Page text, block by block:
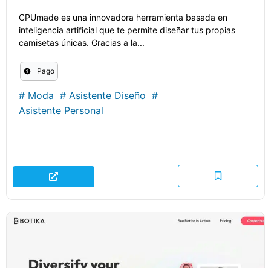
CPUmade es una innovadora herramienta basada en
inteligencia artificial que te permite diseñar tus propias
camisetas únicas. Gracias a la...
Pago
# Moda # Asistente Diseño #
Asistente Personal